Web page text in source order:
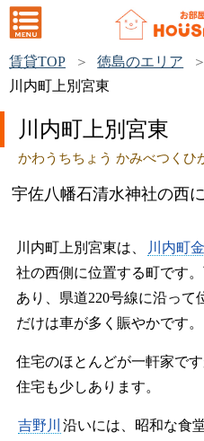
賃貸TOP 徳島のエリア
川内町上別宮東
川内町上別宮東
かわうちちょう かみべつくひ
宇佐八幡石清水神社の西
川内町上別宮東は、 川内町
社の西側に位置する町です
あり、県道220号線に沿って
だけは車が多く賑やかです。
住宅のほとんどが一軒家です
住宅も少しあります。
吉野川
沿いには、昭和な食